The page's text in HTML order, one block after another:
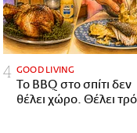
GOOD LIVING
Το BBQ στο σπίτι δεν
θέλει χώρο. Θέλει